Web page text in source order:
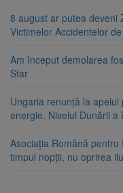
8 august ar putea deveni
Victimelor Accidentelor
Am început demolarea
Star
Ungaria renunță la
energie. Nivelul Dunării a
Asociația Română
timpul nopții, nu oprirea